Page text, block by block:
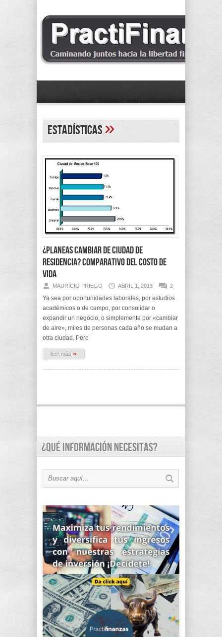
estadísticas»
¿Planeas cambiar de ciudad de
residencia? Comparativo del costo de
vida
MAURICIO PRIEGO ABRIL 1, 2013 2
Ya sea por oportunidades laborales, por estudios
académicos o de campo, por consolidar o
expandir un negocio, o simplemente por «cambiar
de aire», miles de personas cada año se mudan a
otra ciudad. Pero
leer más »
¿Qué información necesitas?